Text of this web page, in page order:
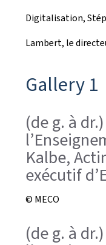
e
l
Digitalisation,
Lambert, le
Gallery 1
(de g. à
Kalbe,
exécutif
© MECO
(de g. à